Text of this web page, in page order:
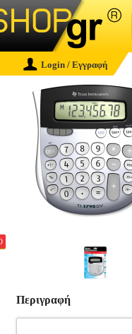
Login / Εγγραφή
Περιγραφή